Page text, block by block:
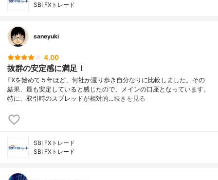
SBI FXトレード
saneyuki
4.00
抜群の安定感に満足！
FXを始めて５年ほど、何社か渡り歩き自分なりに比較しました。その
結果、最も安定していると感じたので、メインの口座となっています。
特に、取引時のスプレッドが相対的…続きを見る
SBI FXトレード
SBI FXトレード